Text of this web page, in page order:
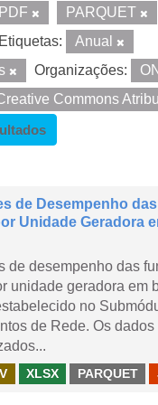
PDF PARQUET
Etiquetas:
Anual
Organizações:
Commons
de Desempenho
Unidade Geradora
de desempenho das
unidade geradora em
no
de Rede. Os dados
XLSX PARQUET